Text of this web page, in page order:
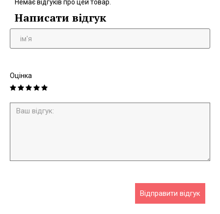
Немає відгуків про цей товар.
Написати відгук
Оцінка
Відправити відгук